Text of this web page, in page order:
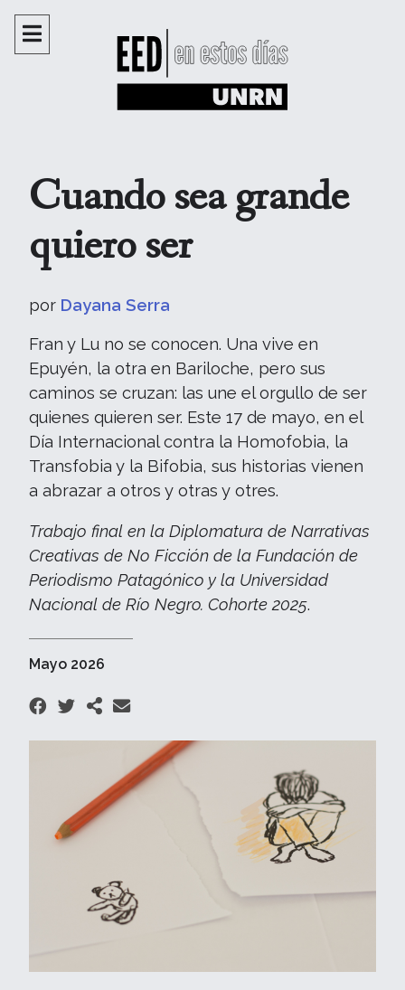
Cuando sea grande
quiero ser
por Dayana Serra
Fran y Lu no se conocen. Una vive en
Epuyén, la otra en Bariloche, pero sus
caminos se cruzan: las une el orgullo de ser
quienes quieren ser. Este 17 de mayo, en el
Día Internacional contra la Homofobia, la
Transfobia y la Bifobia, sus historias vienen
a abrazar a otros y otras y otres.
Trabajo final en la Diplomatura de Narrativas
Creativas de No Ficción de la Fundación de
Periodismo Patagónico y la Universidad
Nacional de Río Negro. Cohorte 2025.
Mayo 2026